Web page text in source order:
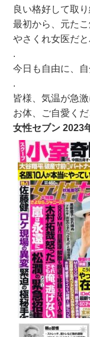
良い格好して取
最初から、元た
やさくれ女医だ
.
今日も自由に、自
.
皆様、気温が急
お体、ご自愛くだ
女性セブン 2023